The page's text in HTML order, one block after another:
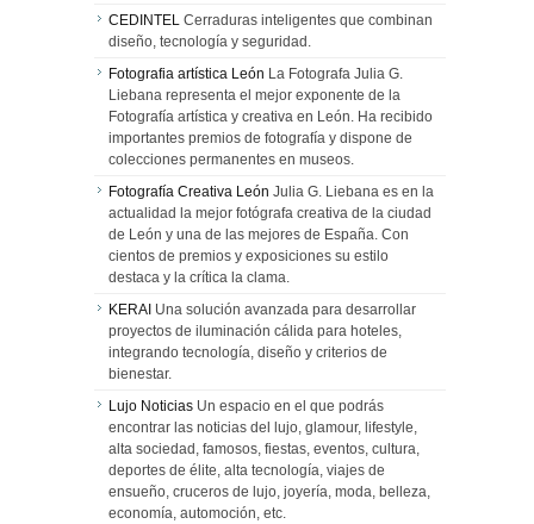
CEDINTEL Cerraduras inteligentes que combinan
diseño, tecnología y seguridad.
Fotografia artística León La Fotografa Julia G.
Liebana representa el mejor exponente de la
Fotografía artística y creativa en León. Ha recibido
importantes premios de fotografía y dispone de
colecciones permanentes en museos.
Fotografía Creativa León Julia G. Liebana es en la
actualidad la mejor fotógrafa creativa de la ciudad
de León y una de las mejores de España. Con
cientos de premios y exposiciones su estilo
destaca y la crítica la clama.
KERAI Una solución avanzada para desarrollar
proyectos de iluminación cálida para hoteles,
integrando tecnología, diseño y criterios de
bienestar.
Lujo Noticias Un espacio en el que podrás
encontrar las noticias del lujo, glamour, lifestyle,
alta sociedad, famosos, fiestas, eventos, cultura,
deportes de élite, alta tecnología, viajes de
ensueño, cruceros de lujo, joyería, moda, belleza,
economía, automoción, etc.